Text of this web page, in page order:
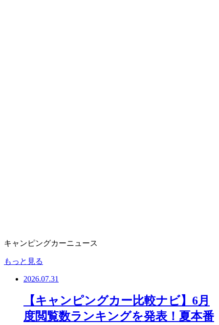
キャンピングカーニュース
もっと見る
2026.07.31
【キャンピングカー比較ナビ】6月
度閲覧数ランキングを発表！夏本番